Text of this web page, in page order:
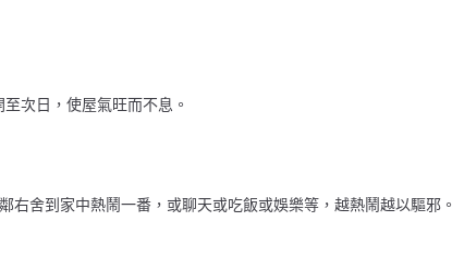
次日，使屋氣旺而不息。
右舍到家中熱鬧一番，或聊天或吃飯或娛樂等，越熱鬧越以驅邪。